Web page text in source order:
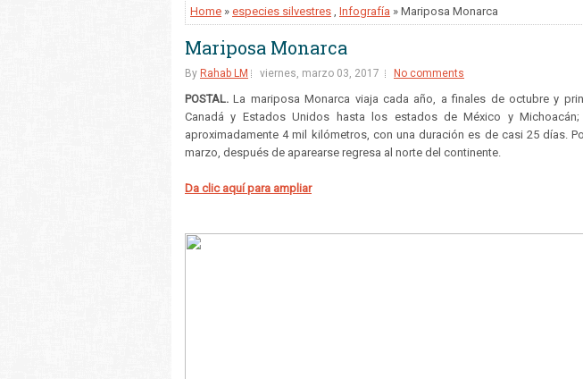
Home » especies silvestres , Infografía » Mariposa Monarca
Mariposa Monarca
By Rahab LM viernes, marzo 03, 2017 No comments
POSTAL.La mariposa Monarca viaja cada año, a finales de octubre y
Canadá y Estados Unidos hasta los estados de México y
aproximadamente 4 mil kilómetros, con una duración es de casi 25 días.
marzo, después de aparearse regresa al norte del continente.
Da clic aquí para ampliar